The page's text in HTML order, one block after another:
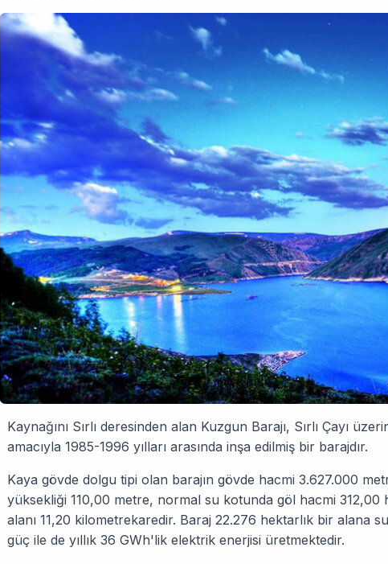
Kaynağını Sırlı deresinden alan Kuzgun Barajı, Sırlı Çayı
amacıyla 1985-1996 yılları arasında inşa edilmiş bir barajdır.
Kaya gövde dolgu tipi olan barajın gövde hacmi 3.627.000
yüksekliği 110,00 metre, normal su kotunda göl hacmi
alanı 11,20 kilometrekaredir. Baraj 22.276 hektarlık bir alana
güç ile de yıllık 36 GWh'lik elektrik enerjisi üretmektedir.